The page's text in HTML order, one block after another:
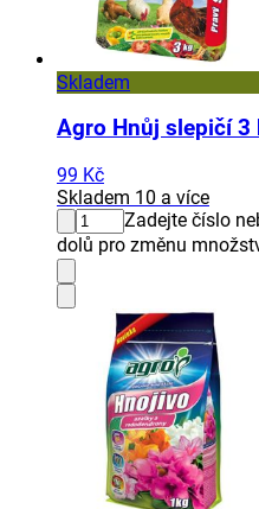
Skladem
Agro Hnůj slepičí 3
99 Kč
Skladem 10 a více
Zadejte číslo
dolů pro změnu